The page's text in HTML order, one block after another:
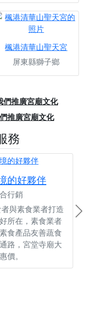
楓港清華山聖天宮
屏東縣獅子鄉
推廣宮廟文化
務
的好夥伴
行銷
與素食業者打造
所在，素食業者
食產品友善蔬食
路，宮堂寺廟大
價。
Next